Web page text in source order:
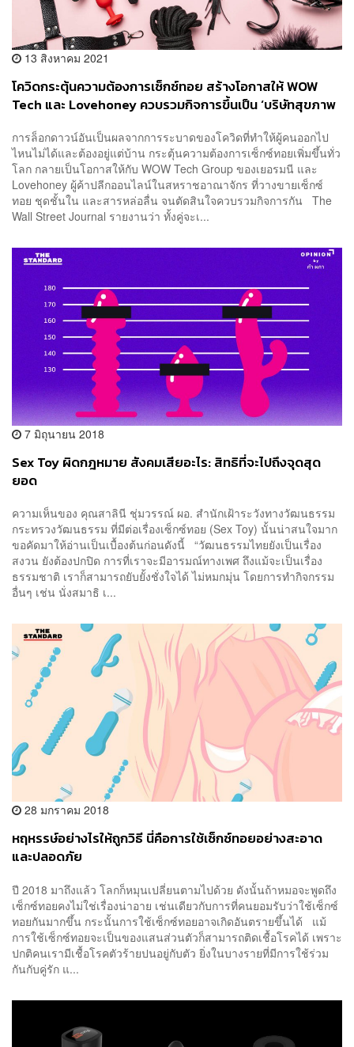
13 สิงหาคม 2021
โควิดกระตุ้นความต้องการเซ็กซ์ทอย สร้างโอกาสให้ WOW
Tech และ Lovehoney ควบรวมกิจการขึ้นเป็น ‘บริษัทสุขภาพ
การล็อกดาวน์อันเป็นผลจากการระบาดของโควิดที่ทำให้ผู้คนออกไป
ไหนไม่ได้และต้องอยู่แต่บ้าน กระตุ้นความต้องการเซ็กซ์ทอยเพิ่มขึ้นทั่ว
โลก กลายเป็นโอกาสให้กับ WOW Tech Group ของเยอรมนี และ
Lovehoney ผู้ค้าปลีกออนไลน์ในสหราชอาณาจักร ที่วางขายเซ็กซ์
ทอย ชุดชั้นใน และสารหล่อลื่น จนตัดสินใจควบรวมกิจการกัน The
Wall Street Journal รายงานว่า ทั้งคู่จะเ...
7 มิถุนายน 2018
Sex Toy ผิดกฎหมาย สังคมเสียอะไร: สิทธิที่จะไปถึงจุดสุด
ยอด
ความเห็นของ คุณสาลินี ชุ่มวรรณ์ ผอ. สำนักเฝ้าระวังทางวัฒนธรรม
กระทรวงวัฒนธรรม ที่มีต่อเรื่องเซ็กซ์ทอย (Sex Toy) นั้นน่าสนใจมาก
ขอคัดมาให้อ่านเป็นเบื้องต้นก่อนดังนี้ “วัฒนธรรมไทยยังเป็นเรื่อง
สงวน ยังต้องปกปิด การที่เราจะมีอารมณ์ทางเพศ ถึงแม้จะเป็นเรื่อง
ธรรมชาติ เราก็สามารถยับยั้งชั่งใจได้ ไม่หมกมุ่น โดยการทำกิจกรรม
อื่นๆ เช่น นั่งสมาธิ เ...
28 มกราคม 2018
หฤหรรษ์อย่างไรให้ถูกวิธี นี่คือการใช้เซ็กซ์ทอยอย่างสะอาด
และปลอดภัย
ปี 2018 มาถึงแล้ว โลกก็หมุนเปลี่ยนตามไปด้วย ดังนั้นถ้าหมอจะพูดถึง
เซ็กซ์ทอยคงไม่ใช่เรื่องน่าอาย เช่นเดียวกับการที่คนยอมรับว่าใช้เซ็กซ์
ทอยกันมากขึ้น กระนั้นการใช้เซ็กซ์ทอยอาจเกิดอันตรายขึ้นได้ แม้
การใช้เซ็กซ์ทอยจะเป็นของแสนส่วนตัวก็สามารถติดเชื้อโรคได้ เพราะ
ปกติคนเรามีเชื้อโรคตัวร้ายปนอยู่กับตัว ยิ่งในบางรายที่มีการใช้ร่วม
กันกับคู่รัก แ...